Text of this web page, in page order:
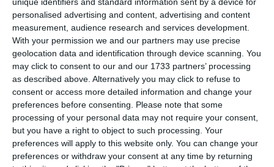
unique identifiers and standard information sent by a device for
personalised advertising and content, advertising and content
measurement, audience research and services development.
With your permission we and our partners may use precise
geolocation data and identification through device scanning. You
may click to consent to our and our 1733 partners’ processing
as described above. Alternatively you may click to refuse to
consent or access more detailed information and change your
preferences before consenting. Please note that some
processing of your personal data may not require your consent,
but you have a right to object to such processing. Your
preferences will apply to this website only. You can change your
preferences or withdraw your consent at any time by returning
eliminarea sau reformularea expresiilor cu
caracter denigrator ori insinuant care nu au
suport într-o hotărâre judecătorească
definitivă;
comunicarea, în termen de 5 zile lucrătoare, a
măsurilor pe care intenționați să le adoptați”.
O bătălie juridică de proporții, cu mize imobiliare uriașe și
implicații la cel mai înalt nivel administrativ, zguduie zona